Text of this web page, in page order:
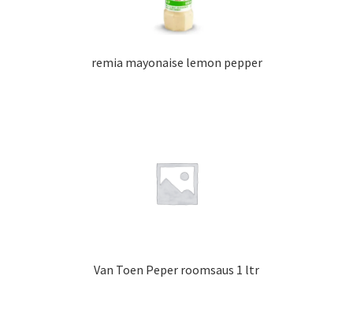
remia mayonaise lemon pepper
Van Toen Peper roomsaus 1 ltr